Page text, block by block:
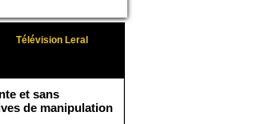
Télévision Leral
et sans
de manipulation